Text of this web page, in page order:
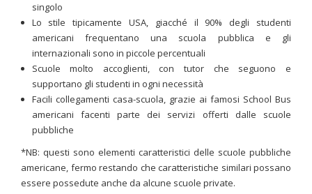
singolo
Lo stile tipicamente USA, giacché il 90% degli studenti
americani frequentano una scuola pubblica e gli
internazionali sono in piccole percentuali
Scuole molto accoglienti, con tutor che seguono e
supportano gli studenti in ogni necessità
Facili collegamenti casa-scuola, grazie ai famosi School Bus
americani facenti parte dei servizi offerti dalle scuole
pubbliche
*NB: questi sono elementi caratteristici delle scuole pubbliche
americane, fermo restando che caratteristiche similari possano
essere possedute anche da alcune scuole private.